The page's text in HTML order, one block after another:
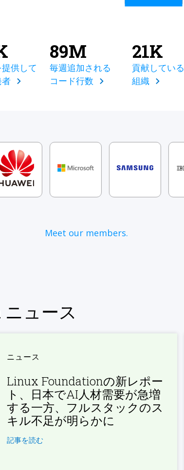
供して
89M
毎週追加される
コード行数
21K
貢献している
組織
Meet our members.
ュース
ニュース
Linux Foundationの新レポー
ト、日本でAI人材需要が急増
する一方、フルスタックのス
キル不足が明らかに
記事を読む